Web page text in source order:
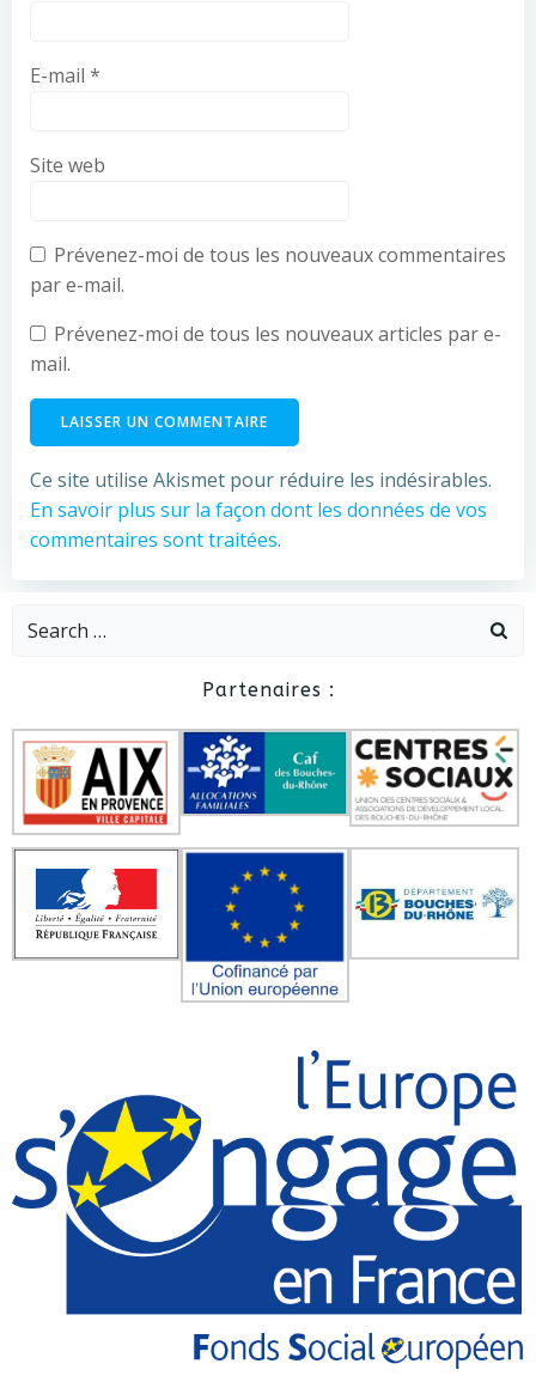
E-mail *
Site web
Prévenez-moi de tous les nouveaux commentaires
par e-mail.
Prévenez-moi de tous les nouveaux articles par e-
mail.
Ce site utilise Akismet pour réduire les indésirables.
En savoir plus sur la façon dont les données de vos
commentaires sont traitées.
Search
Partenaires :